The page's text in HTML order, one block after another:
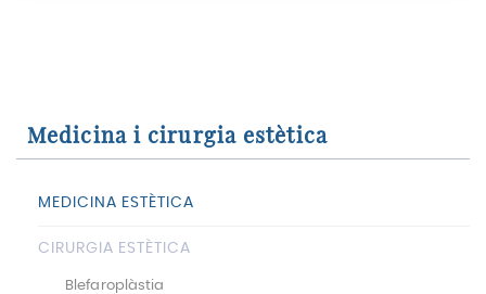
Medicina i cirurgia estètica
MEDICINA ESTÈTICA
CIRURGIA ESTÈTICA
Blefaroplàstia